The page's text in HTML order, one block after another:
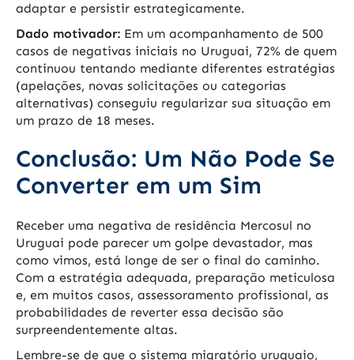
adaptar e persistir estrategicamente.
Dado motivador: Em um acompanhamento de 500
casos de negativas iniciais no Uruguai, 72% de quem
continuou tentando mediante diferentes estratégias
(apelações, novas solicitações ou categorias
alternativas) conseguiu regularizar sua situação em
um prazo de 18 meses.
Conclusão: Um Não Pode Se
Converter em um Sim
Receber uma negativa de residência Mercosul no
Uruguai pode parecer um golpe devastador, mas
como vimos, está longe de ser o final do caminho.
Com a estratégia adequada, preparação meticulosa
e, em muitos casos, assessoramento profissional, as
probabilidades de reverter essa decisão são
surpreendentemente altas.
Lembre-se de que o sistema migratório uruguaio,